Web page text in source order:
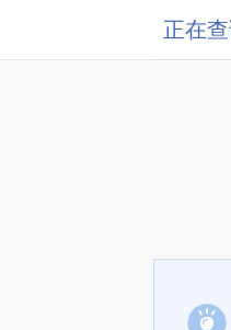
正在